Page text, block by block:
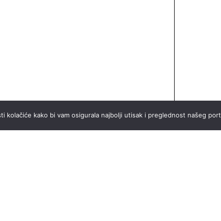
kolačiće kako bi vam osigurala najbolji utisak i preglednost našeg